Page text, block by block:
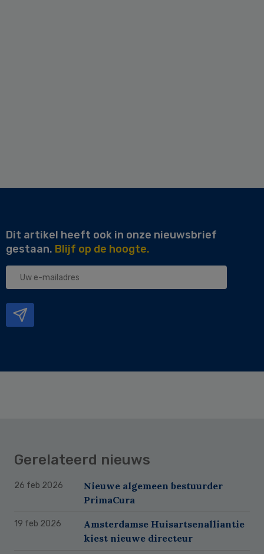
Dit artikel heeft ook in onze nieuwsbrief
gestaan. Blijf op de hoogte.
Uw
Gerelateerd nieuws
26 feb 2026
Nieuwe algemeen bestuurder
PrimaCura
19 feb 2026
Amsterdamse Huisartsenalliantie
kiest nieuwe directeur